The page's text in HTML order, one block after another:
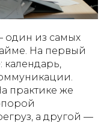
один из самых
На первый
календарь,
практике же
а другой —